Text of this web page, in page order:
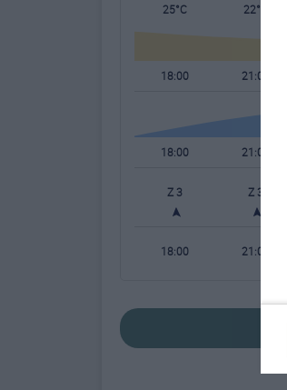
25°C 22°C
18:00 21:00
18:00 21:00
Z 3 Z 3
18:00 21:00